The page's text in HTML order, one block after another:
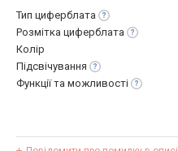
Тип циферблата
Розмітка циферблата
Колір
Підсвічування
Функції та можливості